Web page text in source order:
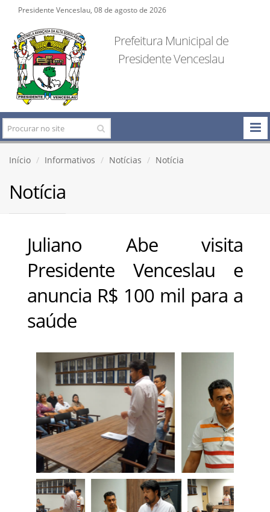
Presidente Venceslau, 08 de agosto de 2026
Prefeitura Municipal de
Presidente Venceslau
Início Informativos Notícias Notícia
Notícia
Juliano Abe visita
Presidente Venceslau e
anuncia R$ 100 mil para a
saúde